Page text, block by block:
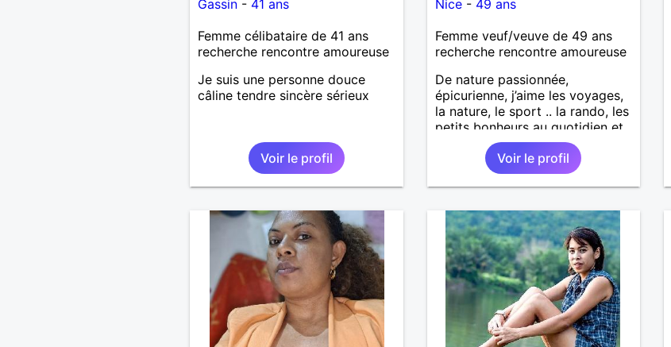
Gassin- 41 ans
Femme célibataire de 41 ans
recherche rencontre amoureuse
Je suis une personne douce
câline tendre sincère sérieux
Voir le profil
Nice- 49 ans
Femme veuf/veuve de 49 ans
recherche rencontre amoureuse
De nature passionnée,
épicurienne, j’aime les voyages,
la nature, le sport .. la rando, les
petits bonheurs au quotidien et
surtout … le chocolat 🙂 Je
recherche un homme avec des
belles valeurs, respectueux,
bienveillant. Une jolie rencontre,
vivre une belle histoire d’amour
et profiter de ce que la vie peut
nous offrir de plus beau en
retour. Je tiens à préciser, que je
cherche un homme sans enfants,
qui ne boit pas et ne fume pas.
Voir le profil